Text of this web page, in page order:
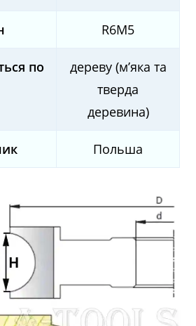
R6M5
по
дереву (м’яка та
тверда
деревина)
Польша